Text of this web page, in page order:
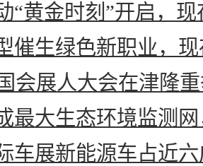
“黄金时刻”开启，
催生绿色新职业，
会展人大会在津隆
最大生态环境监测
车展新能源车占近